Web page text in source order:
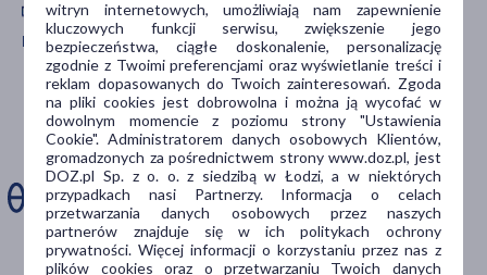
doustne(1)
Postać
proszek(2)
saszetki(1)
Problem
odleżyny (3)
Pobierz aplikację mobilną Doz.pl
Zdarza Ci się
ominąć dawkę
leku?
Zainstaluj aplikację. Stwórz
apteczkę. Przypomnimy Ci
kiedy wziąć lek.
witryn internetowych, umożliwiają nam zapewnienie
kluczowych funkcji serwisu, zwiększenie jego
bezpieczeństwa, ciągłe doskonalenie, personalizację
zgodnie z Twoimi preferencjami oraz wyświetlanie treści i
reklam dopasowanych do Twoich zainteresowań. Zgoda
na pliki cookies jest dobrowolna i można ją wycofać w
dowolnym momencie z poziomu strony "Ustawienia
Cookie". Administratorem danych osobowych Klientów,
gromadzonych za pośrednictwem strony www.doz.pl, jest
DOZ.pl Sp. z o. o. z siedzibą w Łodzi, a w niektórych
przypadkach nasi Partnerzy. Informacja o celach
przetwarzania danych osobowych przez naszych
partnerów znajduje się w ich politykach ochrony
prywatności. Więcej informacji o korzystaniu przez nas z
plików cookies oraz o przetwarzaniu Twoich danych